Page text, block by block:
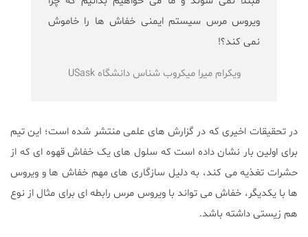
ویروس مرس سیستم ایمنی خفاش ها را خاموش
نمی کند؟!
ویکرام میرا میکروب شناس دانشگاه USask
در تحقیقات اخیری که در گزارش های علمی منتشر شده است؛ این تیم
برای اولین بار نشان داده است که سلول های یک خفاش قهوه ای که از
حشرات تغذیه می کند، به دلیل سازگاری های مهم خفاش ها و ویروس
ها با یکدیگر، خفاش می تواند با ویروس مرس رابطه ای برای مثال از نوع
هم زیستی داشته باشد.